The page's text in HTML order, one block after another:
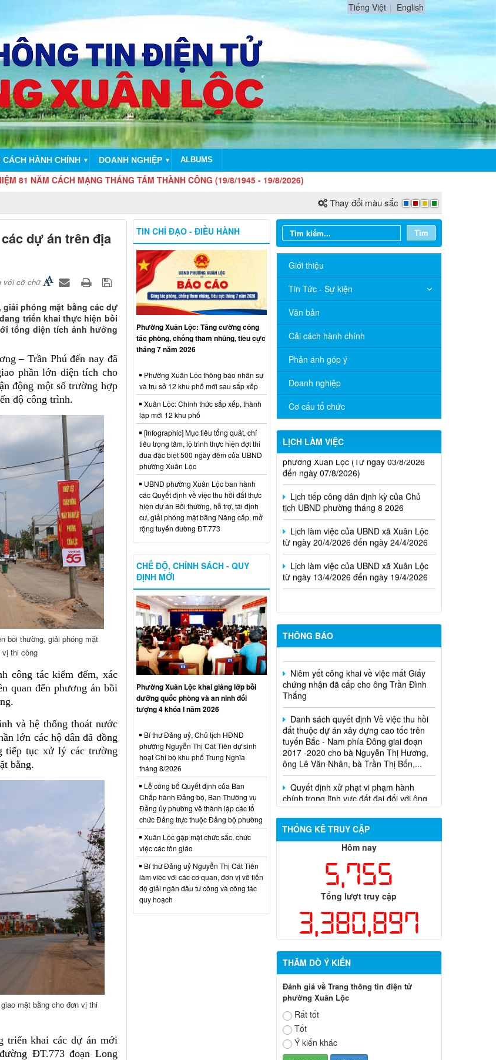
Tiếng Việt English
CÁCH HÀNH CHÍNH ▼ DOANH NGHIỆP ▼ ALBUMS
CÁCH MẠNG THÁNG TÁM THÀNH CÔNG (19/8/1945 - 19/8/2026)
Thay đổi màu sắc
dự án trên địa
với cỡ chữ
phóng mặt bằng các dự
triển khai thực hiện bồi
tổng diện tích ảnh hưởng
– Trần Phú đến nay đã
phần lớn diện tích cho
động một số trường hợp
độ công trình.
bồi thường, giải phóng mặt
vị thi công
công tác kiểm đếm, xác
quan đến phương án bồi
và hệ thống thoát nước
lớn các hộ dân đã đồng
tiếp tục xử lý các trường
bằng.
mặt bằng cho đơn vị thi
triển khai các dự án mới
ĐT.773 đoạn Long
Tìm
Giới thiệu
Tin Tức - Sự kiện
Văn bản
Cải cách hành chính
Phản ánh góp ý
Doanh nghiệp
Cơ cấu tổ chức
LỊCH LÀM VIỆC
Thông báo Lịch làm việc của UBND
phường Xuân Lộc (Từ ngày 03/8/2026
đến ngày 07/8/2026)
Lịch tiếp công dân định kỳ của Chủ
tịch UBND phường tháng 8 2026
Lịch làm việc của UBND xã Xuân Lộc
từ ngày 20/4/2026 đến ngày 24/4/2026
Lịch làm việc của UBND xã Xuân Lộc
từ ngày 13/4/2026 đến ngày 19/4/2026
THÔNG BÁO
năm 2026.
chứng nhận đã cấp cho ông Trần Đình
Thắng
Danh sách quyết định Về việc thu hồi
đất thuộc dự án xây dựng cao tốc trên
tuyến Bắc - Nam phía Đông giai đoạn
2017 -2020 cho bà Nguyễn Thị Hương,
ông Lê Văn Nhân, bà Trần Thị Bốn,...
Quyết định xử phạt vi phạm hành
chính trong lĩnh vực đất đai đối với ông
Trần Hồng Phước
THỐNG KÊ TRUY CẬP
Hôm nay
5,755
Tổng lượt truy cập
3,380,897
THĂM DÒ Ý KIẾN
Đánh giá về Trang thông tin điện tử
phường Xuân Lộc
Rất tốt
Tốt
Ý kiến khác
TIN CHỈ ĐẠO - ĐIỀU HÀNH
Phường Xuân Lộc: Tăng cường công
tác phòng, chống tham nhũng, tiêu cực
tháng 7 năm 2026
Phường Xuân Lộc thông báo nhân sự
và trụ sở 12 khu phố mới sau sắp xếp
Xuân Lộc: Chính thức sắp xếp, thành
lập mới 12 khu phố
[Infographic] Mục tiêu tổng quát, chỉ
tiêu trọng tâm, lộ trình thực hiện đợt thi
đua đặc biệt 500 ngày đêm của UBND
phường Xuân Lộc
UBND phường Xuân Lộc ban hành
các Quyết định về việc thu hồi đất thực
hiện dự án Bồi thường, hỗ trợ, tái định
cư, giải phóng mặt bằng Nâng cấp, mở
rộng tuyến đường ĐT.773
CHẾ ĐỘ, CHÍNH SÁCH - QUY
ĐỊNH MỚI
Phường Xuân Lộc khai giảng lớp bồi
dưỡng quốc phòng và an ninh đối
tượng 4 khóa I năm 2026
Bí thư Đảng uỷ, Chủ tịch HĐND
phường Nguyễn Thị Cát Tiên dự sinh
hoạt Chi bộ khu phố Trung Nghĩa
tháng 8/2026
Lễ công bố Quyết định của Ban
Chấp hành Đảng bộ, Ban Thường vụ
Đảng ủy phường về thành lập các tổ
chức Đảng trực thuộc Đảng bộ phường
Xuân Lộc gặp mặt chức sắc, chức
việc các tôn giáo
Bí thư Đảng uỷ Nguyễn Thị Cát Tiên
làm việc với các cơ quan, đơn vị về tiến
độ giải ngân đầu tư công và công tác
quy hoạch